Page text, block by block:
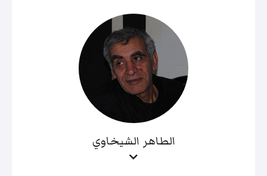
الطاهر الشيخاوي